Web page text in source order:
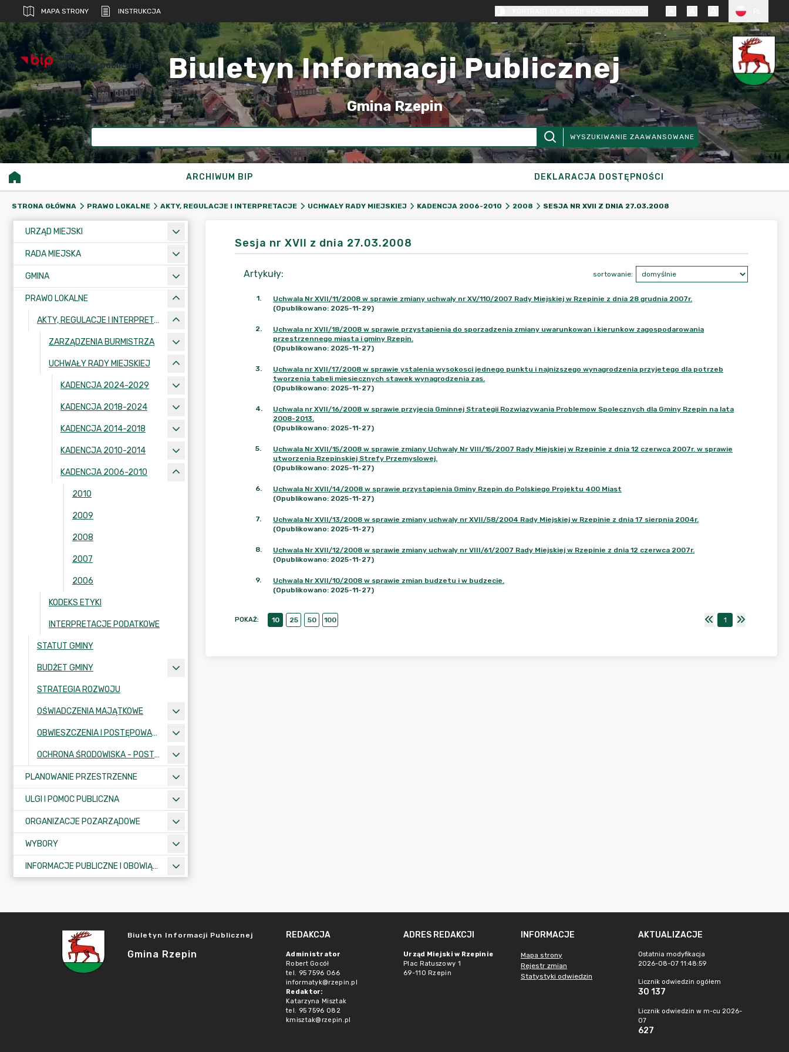
MAPA STRONY INSTRUKCJA
biuletyn
informacji publicznej Biuletyn Informacji Publicznej
Gmina Rzepin
WYSZUKIWANIE ZAAWANSOWANE
ARCHIWUM BIP DEKLARACJA DOSTĘPNOŚCI
STRONA GŁÓWNA PRAWO LOKALNE AKTY, REGULACJE I INTERPRETACJE UCHWAŁY RADY MIEJSKIEJ KADENCJA 2006-2010 2008 SESJA NR XVII Z DNIA 27.03.2008
URZĄD MIEJSKI
RADA MIEJSKA
GMINA
PRAWO LOKALNE
AKTY, REGULACJE I INTERPRETACJE
ZARZĄDZENIA BURMISTRZA
UCHWAŁY RADY MIEJSKIEJ
KADENCJA 2024-2029
KADENCJA 2018-2024
KADENCJA 2014-2018
KADENCJA 2010-2014
KADENCJA 2006-2010
2010
2009
2008
2007
2006
KODEKS ETYKI
INTERPRETACJE PODATKOWE
STATUT GMINY
BUDŻET GMINY
STRATEGIA ROZWOJU
OŚWIADCZENIA MAJĄTKOWE
OBWIESZCZENIA I POSTĘPOWANIA ADMINISTRACYJNE
OCHRONA ŚRODOWISKA - POSTĘPOWANIA I INFORMACJE
PLANOWANIE PRZESTRZENNE
ULGI I POMOC PUBLICZNA
ORGANIZACJE POZARZĄDOWE
WYBORY
INFORMACJE PUBLICZNE I OBOWIĄZKOWE
Sesja nr XVII z dnia 27.03.2008
Artykuły: sortowanie:
1.
Uchwala Nr XVII/11/2008 w sprawie zmiany uchwaly nr XV/110/2007 Rady Miejskiej w Rzepinie z dnia 28 grudnia 2007r.
(Opublikowano: 2025-11-29)
2.
Uchwala nr XVII/18/2008 w sprawie przystapienia do sporzadzenia zmiany uwarunkowan i kierunkow zagospodarowania
przestrzennego miasta i gminy Rzepin.
(Opublikowano: 2025-11-27)
3.
Uchwala nr XVII/17/2008 w sprawie ystalenia wysokosci jednego punktu i najnizszego wynagrodzenia przyjetego dla potrzeb
tworzenia tabeli miesiecznych stawek wynagrodzenia zas.
(Opublikowano: 2025-11-27)
4.
Uchwala nr XVII/16/2008 w sprawie przyjecia Gminnej Strategii Rozwiazywania Problemow Spolecznych dla Gminy Rzepin na lata
2008-2013.
(Opublikowano: 2025-11-27)
5.
Uchwala Nr XVII/15/2008 w sprawie zmiany Uchwaly Nr VIII/15/2007 Rady Miejskiej w Rzepinie z dnia 12 czerwca 2007r. w sprawie
utworzenia Rzepinskiej Strefy Przemyslowej.
(Opublikowano: 2025-11-27)
6.
Uchwala Nr XVII/14/2008 w sprawie przystapienia Gminy Rzepin do Polskiego Projektu 400 Miast
(Opublikowano: 2025-11-27)
7.
Uchwala Nr XVII/13/2008 w sprawie zmiany uchwaly nr XVII/58/2004 Rady Miejskiej w Rzepinie z dnia 17 sierpnia 2004r.
(Opublikowano: 2025-11-27)
8.
Uchwala Nr XVII/12/2008 w sprawie zmiany uchwaly nr VIII/61/2007 Rady Miejskiej w Rzepinie z dnia 12 czerwca 2007r.
(Opublikowano: 2025-11-27)
9.
Uchwala Nr XVII/10/2008 w sprawie zmian budzetu i w budzecie.
(Opublikowano: 2025-11-27)
POKAŻ: 10 25 50 100 1
Biuletyn Informacji Publicznej
Gmina Rzepin
REDAKCJA
Administrator
Robert Gocół
tel. 95 7596 066
informatyk@rzepin.pl
Redaktor:
Katarzyna Misztak
tel. 95 7596 082
kmisztak@rzepin.pl
ADRES REDAKCJI
Urząd Miejski w Rzepinie
Plac Ratuszowy 1
69-110 Rzepin
INFORMACJE
Mapa strony
Rejestr zmian
Statystyki odwiedzin
AKTUALIZACJE
Ostatnia modyfikacja
2026-08-07 11:48:59
Licznik odwiedzin ogółem
30 137
Licznik odwiedzin w m-cu 2026-
07
627